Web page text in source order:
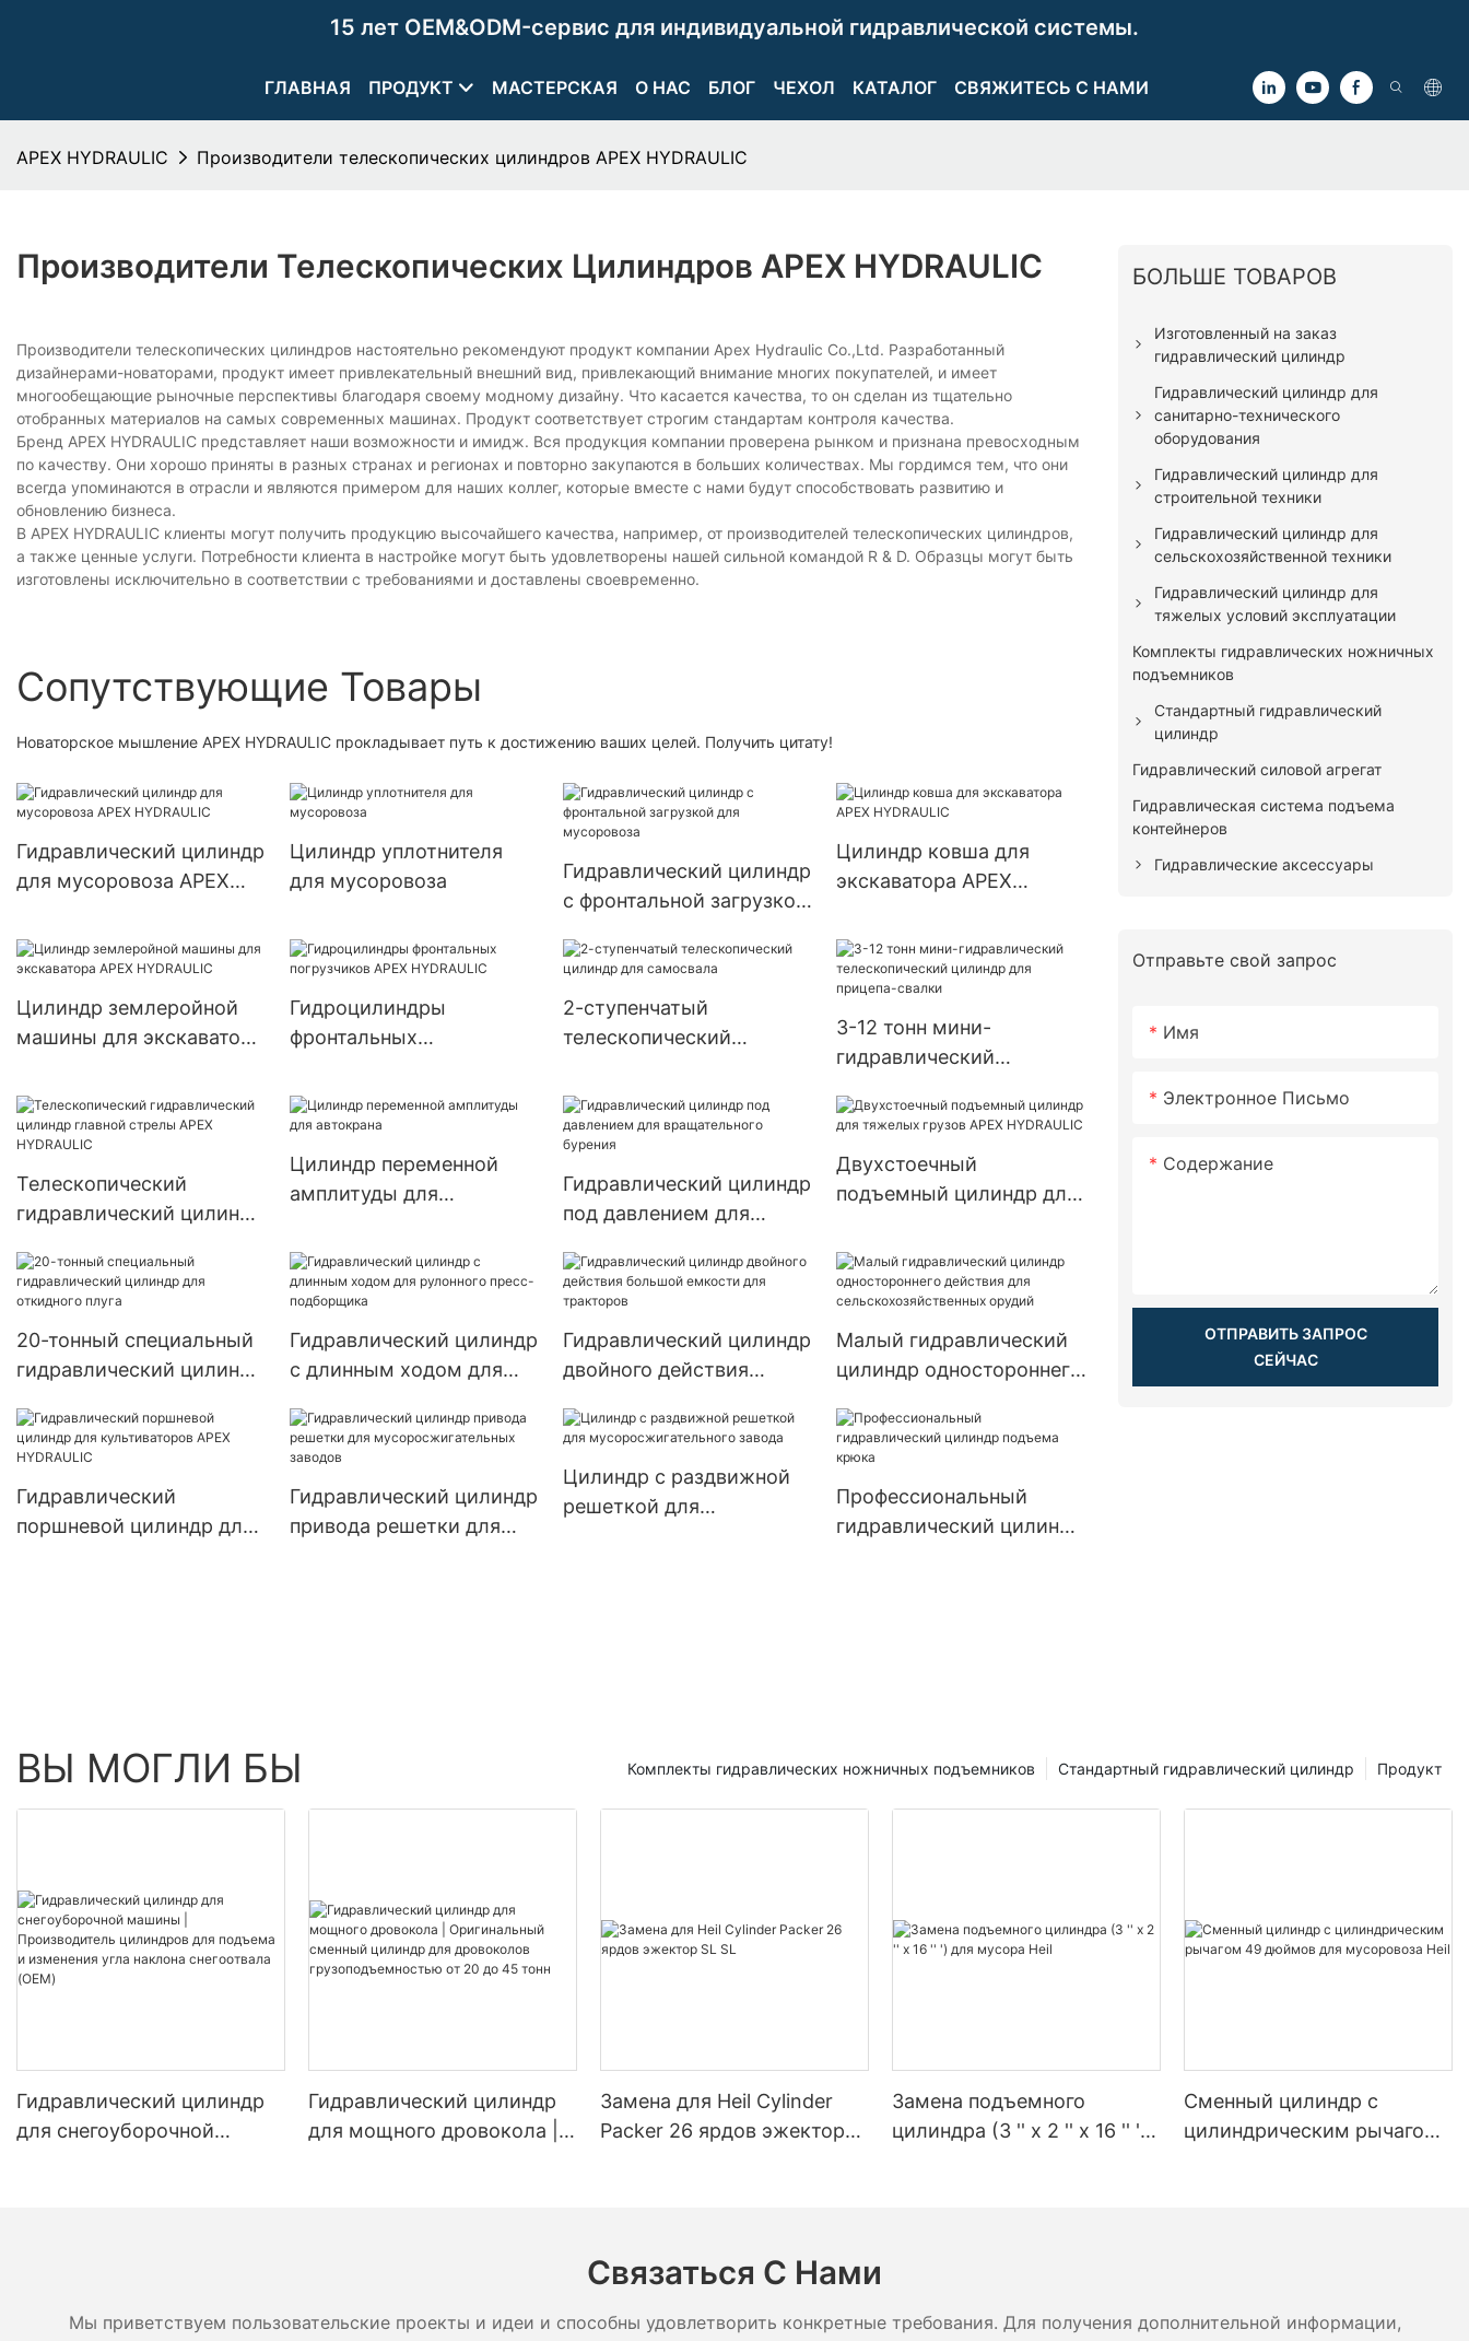
15 лет OEM&ODM-сервис для индивидуальной гидравлической системы.
ГЛАВНАЯ ПРОДУКТ МАСТЕРСКАЯ О НАС БЛОГ ЧЕХОЛ КАТАЛОГ СВЯЖИТЕСЬ С НАМИ
APEX HYDRAULIC Производители телескопических цилиндров APEX HYDRAULIC
Производители Телескопических Цилиндров APEX HYDRAULIC
Производители телескопических цилиндров настоятельно рекомендуют продукт компании Apex Hydraulic Co.,Ltd. Разработанный
дизайнерами-новаторами, продукт имеет привлекательный внешний вид, привлекающий внимание многих покупателей, и имеет
многообещающие рыночные перспективы благодаря своему модному дизайну. Что касается качества, то он сделан из тщательно
отобранных материалов на самых современных машинах. Продукт соответствует строгим стандартам контроля качества.
Бренд APEX HYDRAULIC представляет наши возможности и имидж. Вся продукция компании проверена рынком и признана превосходным
по качеству. Они хорошо приняты в разных странах и регионах и повторно закупаются в больших количествах. Мы гордимся тем, что они
всегда упоминаются в отрасли и являются примером для наших коллег, которые вместе с нами будут способствовать развитию и
обновлению бизнеса.
В APEX HYDRAULIC клиенты могут получить продукцию высочайшего качества, например, от производителей телескопических цилиндров,
а также ценные услуги. Потребности клиента в настройке могут быть удовлетворены нашей сильной командой R & D. Образцы могут быть
изготовлены исключительно в соответствии с требованиями и доставлены своевременно.
Сопутствующие Товары
Новаторское мышление APEX HYDRAULIC прокладывает путь к достижению ваших целей. Получить цитату!
Гидравлический цилиндр
для мусоровоза APEX
Цилиндр уплотнителя
для мусоровоза
Гидравлический цилиндр
с фронтальной загрузкой
Цилиндр ковша для
экскаватора APEX
Цилиндр землеройной
машины для экскаватора
Гидроцилиндры
фронтальных
HYDRAULIC
2-ступенчатый
телескопический
3-12 тонн мини-
гидравлический
цилиндр для прицепа-
Телескопический
гидравлический цилиндр
HYDRAULIC
Цилиндр переменной
амплитуды для
Гидравлический цилиндр
под давлением для
Двухстоечный
подъемный цилиндр для
HYDRAULIC
20-тонный специальный
гидравлический цилиндр
Гидравлический цилиндр
с длинным ходом для
подборщика
Гидравлический цилиндр
двойного действия
тракторов
Малый гидравлический
цилиндр одностороннего
сельскохозяйственных
орудий
Гидравлический
поршневой цилиндр для
Гидравлический цилиндр
привода решетки для
Цилиндр с раздвижной
решеткой для
Профессиональный
гидравлический цилиндр
БОЛЬШЕ ТОВАРОВ
Изготовленный на заказ
гидравлический цилиндр
Гидравлический цилиндр для
санитарно-технического
оборудования
Гидравлический цилиндр для
строительной техники
Гидравлический цилиндр для
сельскохозяйственной техники
Гидравлический цилиндр для
тяжелых условий эксплуатации
Комплекты гидравлических ножничных
подъемников
Стандартный гидравлический
цилиндр
Гидравлический силовой агрегат
Гидравлическая система подъема
контейнеров
Гидравлические аксессуары
Отправьте свой запрос
Имя
Электронное Письмо
Содержание
ОТПРАВИТЬ ЗАПРОС
СЕЙЧАС
ВЫ МОГЛИ БЫ Продукт
Стандартный гидравлический цилиндр
Комплекты гидравлических ножничных подъемников
Гидравлический цилиндр
для снегоуборочной
Гидравлический цилиндр
для мощного дровокола |
Замена для Heil Cylinder
Packer 26 ярдов эжектор
Замена подъемного
цилиндра (3 '' x 2 '' x 16 '' ')
Сменный цилиндр с
цилиндрическим рычагом
Связаться С Нами
Мы приветствуем пользовательские проекты и идеи и способны удовлетворить конкретные требования. Для получения дополнительной информации,